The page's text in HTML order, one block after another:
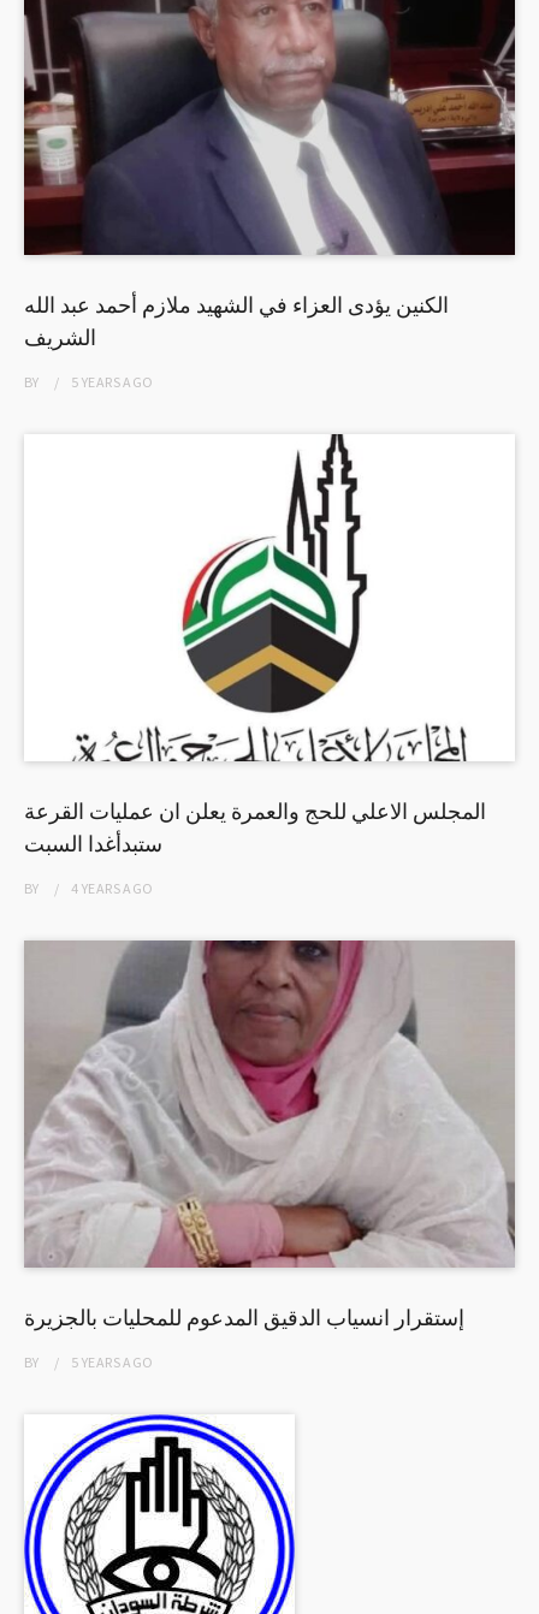
الكنين يؤدى العزاء في الشهيد ملازم أحمد عبد الله
الشريف
BY 5 YEARSAGO
المجلس الاعلي للحج والعمرة يعلن ان عمليات القرعة
ستبدأغدا السبت
BY 4 YEARSAGO
إستقرار انسياب الدقيق المدعوم للمحليات بالجزيرة
BY 5 YEARSAGO